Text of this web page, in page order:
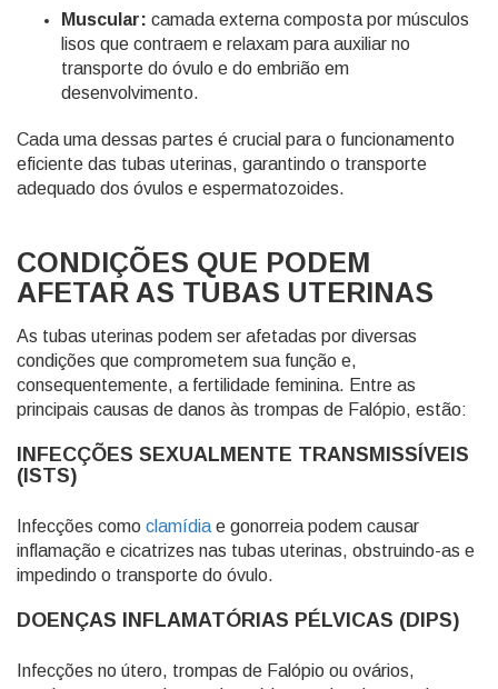
Muscular: camada externa composta por músculos
lisos que contraem e relaxam para auxiliar no
transporte do óvulo e do embrião em
desenvolvimento.
Cada uma dessas partes é crucial para o funcionamento
eficiente das tubas uterinas, garantindo o transporte
adequado dos óvulos e espermatozoides.
CONDIÇÕES QUE PODEM
AFETAR AS TUBAS UTERINAS
As tubas uterinas podem ser afetadas por diversas
condições que comprometem sua função e,
consequentemente, a fertilidade feminina. Entre as
principais causas de danos às trompas de Falópio, estão:
INFECÇÕES SEXUALMENTE TRANSMISSÍVEIS
(ISTS)
Infecções como clamídia e gonorreia podem causar
inflamação e cicatrizes nas tubas uterinas, obstruindo-as e
impedindo o transporte do óvulo.
DOENÇAS INFLAMATÓRIAS PÉLVICAS (DIPS)
Infecções no útero, trompas de Falópio ou ovários,